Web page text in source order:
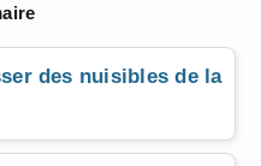
des nuisibles de la